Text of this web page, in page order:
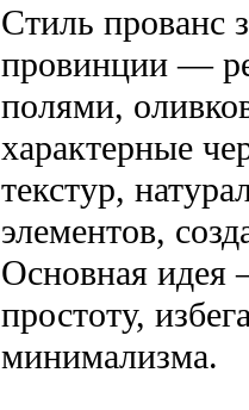
Стиль прованс
провинции —
полями,
характерные
текстур,
элементов,
Основная идея
простоту,
минимализма.